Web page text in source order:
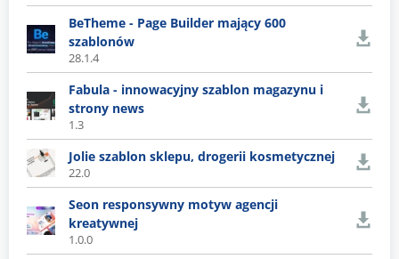
BeTheme - Page Builder mający 600
szablonów
28.1.4
Fabula - innowacyjny szablon magazynu i
strony news
1.3
Jolie szablon sklepu, drogerii kosmetycznej
22.0
Seon responsywny motyw agencji
kreatywnej
1.0.0